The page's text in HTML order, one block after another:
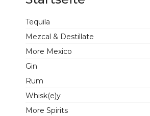
Tequila
Mezcal & Destillate
More Mexico
Gin
Rum
Whisk(e)y
More Spirits